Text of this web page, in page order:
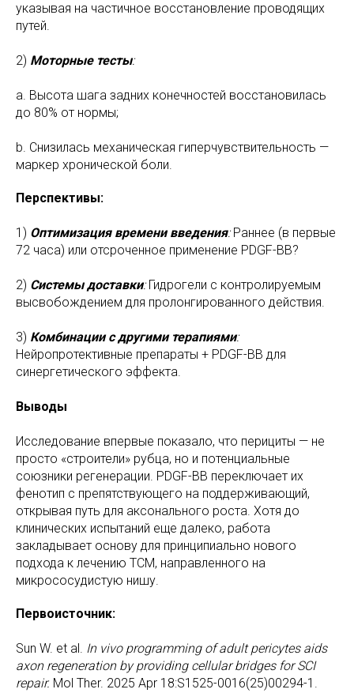
указывая на частичное восстановление проводящих
путей.
2) Моторные тесты:
a. Высота шага задних конечностей восстановилась
до 80% от нормы;
b. Снизилась механическая гиперчувствительность —
маркер хронической боли.
Перспективы:
1) Оптимизация времени введения:Раннее (в первые
72 часа) или отсроченное применение PDGF-BB?
2) Системы доставки:Гидрогели с контролируемым
высвобождением для пролонгированного действия.
3) Комбинации с другими терапиями:
Нейропротективные препараты + PDGF-BB для
синергетического эффекта.
Выводы
Исследование впервые показало, что перициты — не
просто «строители» рубца, но и потенциальные
союзники регенерации. PDGF-BB переключает их
фенотип с препятствующего на поддерживающий,
открывая путь для аксонального роста. Хотя до
клинических испытаний еще далеко, работа
закладывает основу для принципиально нового
подхода к лечению ТСМ, направленного на
микрососудистую нишу.
Первоисточник:
Sun W. et al. In vivo programming of adult pericytes aids
axon regeneration by providing cellular bridges for SCI
repair. Mol Ther. 2025 Apr 18:S1525-0016(25)00294-1.